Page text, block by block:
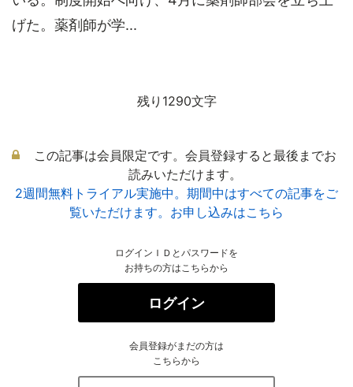
げた。薬剤師が学...
残り1290文字
この記事は会員限定です。会員登録すると最後までお
読みいただけます。
2週間無料トライアル実施中。期間中はすべての記事をご
覧いただけます。お申し込みはこちら
ログインＩＤとパスワードを
お持ちの方はこちらから
ログイン
会員登録がまだの方は
こちらから